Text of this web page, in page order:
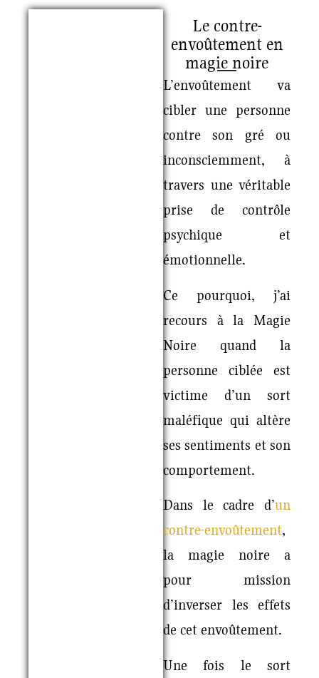
Le contre-
envoûtement en
magie noire
L’envoûtement va
cibler une personne
contre son gré ou
inconsciemment, à
travers une véritable
prise de contrôle
psychique et
émotionnelle.
Ce pourquoi, j’ai
recours à la Magie
Noire quand la
personne ciblée est
victime d’un sort
maléfique qui altère
ses sentiments et son
comportement.
Dans le cadre d’un
contre-envoûtement,
la magie noire a
pour mission
d’inverser les effets
de cet envoûtement.
Une fois le sort